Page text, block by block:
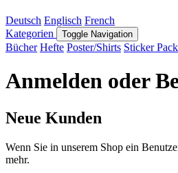
Deutsch Englisch French
Kategorien
Toggle Navigation
Bücher Hefte Poster/Shirts Sticker
Anmelden oder
Neue Kunden
Wenn Sie in unserem Shop ein
mehr.